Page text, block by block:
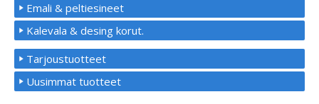
Emali & peltiesineet
Kalevala & desing korut.
Tarjoustuotteet
Uusimmat tuotteet